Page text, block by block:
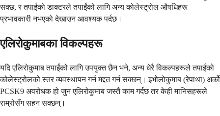
सक्छ, र तपाईंको डाक्टरले तपाईंको लागि अन्य कोलेस्ट्रोल औषधिहरू
प्रभावकारी नभएको देखाउन आवश्यक पर्दछ।
एलिरोकुमाबका विकल्पहरू
यदि एलिरोकुमाब तपाईंको लागि उपयुक्त छैन भने, अन्य धेरै विकल्पहरूले तपाईंको
कोलेस्ट्रोलको स्तर व्यवस्थापन गर्न मद्दत गर्न सक्छन्। इभोलोकुमाब (रेपाथा) अर्को
PCSK9 अवरोधक हो जुन एलिरोकुमाब जस्तै काम गर्दछ तर केही मानिसहरूले
राम्रोसँग सहन सक्छन्।